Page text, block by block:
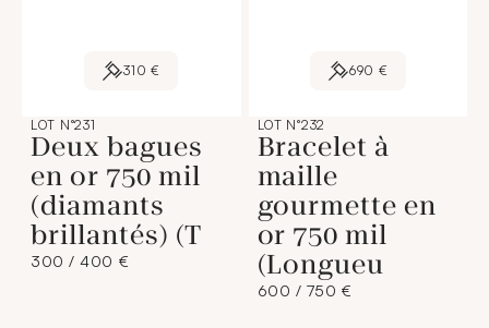
310 €
LOT N°231
Deux bagues
en or 750 mil
(diamants
brillantés) (T
300 / 400 €
690 €
LOT N°232
Bracelet à
maille
gourmette en
or 750 mil
(Longueu
600 / 750 €